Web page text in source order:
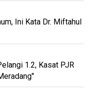
Ini Kata Dr. Miftahul
1.2, Kasat PJR